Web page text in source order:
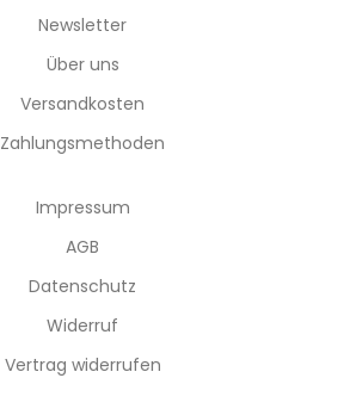
Newsletter
Über uns
Versandkosten
Zahlungsmethoden
Impressum
AGB
Datenschutz
Widerruf
Vertrag widerrufen